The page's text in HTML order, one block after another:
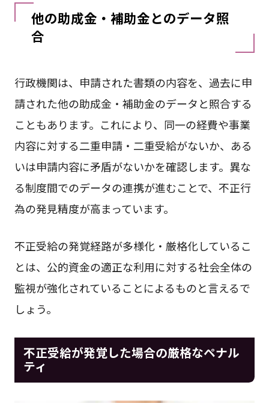
他の助成金・補助金とのデータ照
合
行政機関は、申請された書類の内容を、過去に申
請された他の助成金・補助金のデータと照合する
こともあります。これにより、同一の経費や事業
内容に対する二重申請・二重受給がないか、ある
いは申請内容に矛盾がないかを確認します。異な
る制度間でのデータの連携が進むことで、不正行
為の発見精度が高まっています。
不正受給の発覚経路が多様化・厳格化しているこ
とは、公的資金の適正な利用に対する社会全体の
監視が強化されていることによるものと言えるで
しょう。
不正受給が発覚した場合の厳格なペナル
ティ